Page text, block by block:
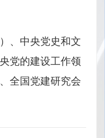
、中央党史和文
党的建设工作领
全国党建研究会